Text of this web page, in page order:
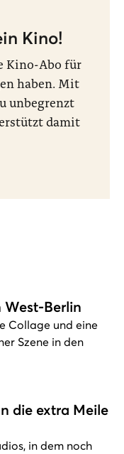
Kino!
Kino-Abo für
haben. Mit
unbegrenzt
damit
West-Berlin
Collage und eine
Szene in den
die extra Meile
in dem noch